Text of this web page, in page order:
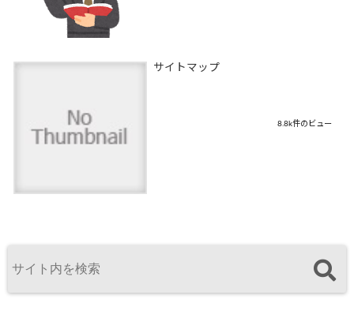
サイトマップ
8.8k件のビュー